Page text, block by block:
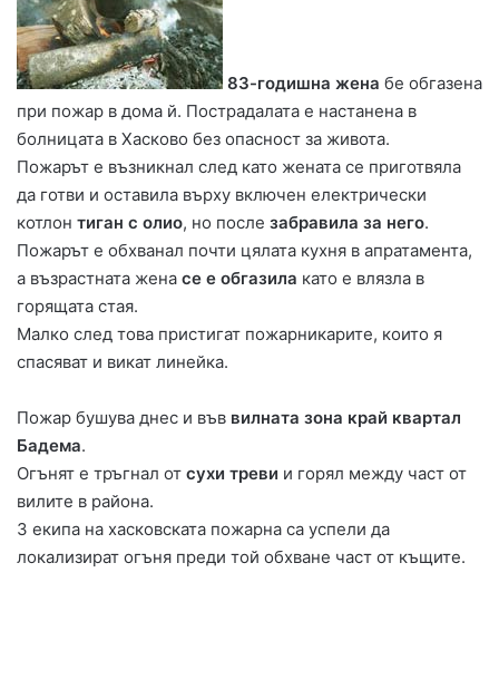
83-годишна жена бе обгазена
при пожар в дома й. Пострадалата е настанена в
болницата в Хасково без опасност за живота.
Пожарът е възникнал след като жената се приготвяла
да готви и оставила върху включен електрически
котлон тиган с олио, но после забравила за него.
Пожарът е обхванал почти цялата кухня в апратамента,
а възрастната жена се е обгазила като е влязла в
горящата стая.
Малко след това пристигат пожарникарите, които я
спасяват и викат линейка.
Пожар бушува днес и във вилната зона край квартал
Бадема.
Огънят е тръгнал от сухи треви и горял между част от
вилите в района.
3 екипа на хасковската пожарна са успели да
локализират огъня преди той обхване част от къщите.